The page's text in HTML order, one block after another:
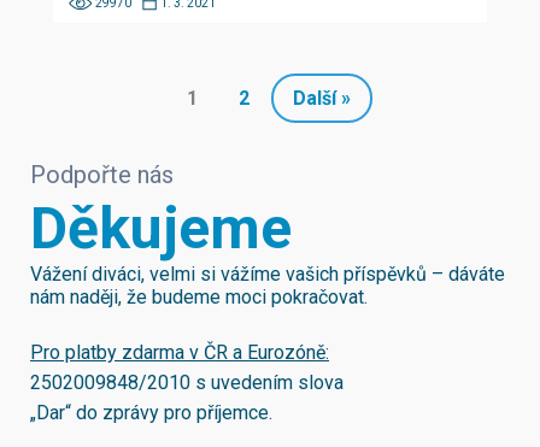
29970 1. 3. 2021
1 2 Další »
Podpořte nás
Děkujeme
Vážení diváci, velmi si vážíme vašich příspěvků – dáváte
nám naději, že budeme moci pokračovat.
Pro platby zdarma v ČR a Eurozóně:
2502009848/2010 s uvedením slova
„Dar“ do zprávy pro příjemce.